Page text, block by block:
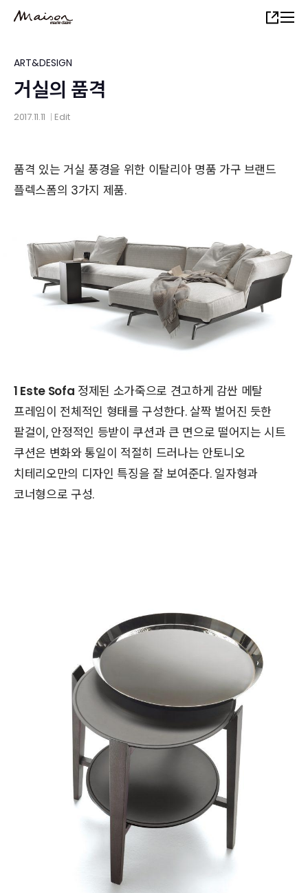
content
Share
ART&DESIGN
거실의 품격
2017.11.11 Edit
품격 있는 거실 풍경을 위한 이탈리아 명품 가구 브랜드
플렉스폼의 3가지 제품.
1 Este Sofa 정제된 소가죽으로 견고하게 감싼 메탈
프레임이 전체적인 형태를 구성한다. 살짝 벌어진 듯한
팔걸이, 안정적인 등받이 쿠션과 큰 면으로 떨어지는 시트
쿠션은 변화와 통일이 적절히 드러나는 안토니오
치테리오만의 디자인 특징을 잘 보여준다. 일자형과
코너형으로 구성.